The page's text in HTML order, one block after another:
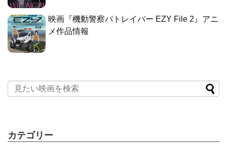
映画『機動警察パトレイバー EZY File 2』アニ
メ作品情報
カテゴリー